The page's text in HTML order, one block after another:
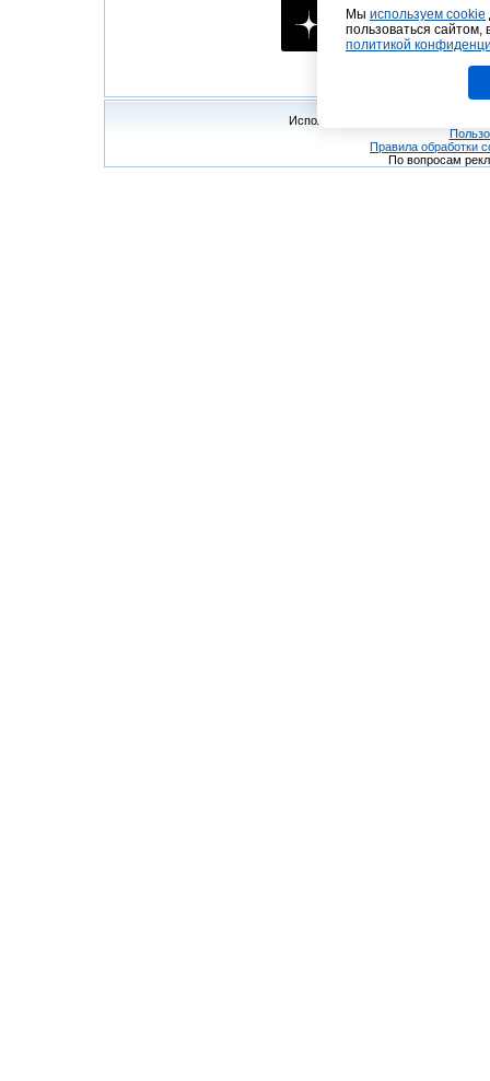
Использование материалов сайта
Правила обработки
По вопросам
Мы используем cookie
пользоваться
политикой